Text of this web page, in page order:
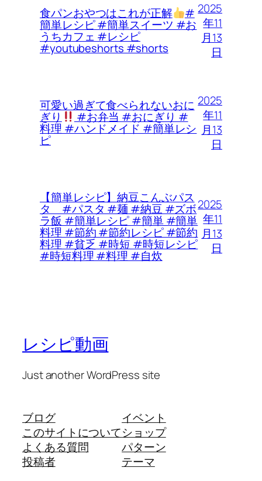
食パンおやつはこれが正解 #
簡単レシピ #簡単スイーツ #お
うちカフェ #レシピ
#youtubeshorts #shorts
2025
年11
月13
日
可愛い過ぎて食べられないおに
ぎり #お弁当 #おにぎり #
料理 #ハンドメイド #簡単レシ
ピ
2025
年11
月13
日
【簡単レシピ】納豆こんぶパス
タ #パスタ #麺 #納豆 #ズボ
ラ飯 #簡単レシピ #簡単 #簡単
料理 #節約 #節約レシピ #節約
料理 #貧乏 #時短 #時短レシピ
#時短料理 #料理 #自炊
2025
年11
月13
日
レシピ動画
Just another WordPress site
ブログ
このサイトについて
よくある質問
投稿者
イベント
ショップ
パターン
テーマ